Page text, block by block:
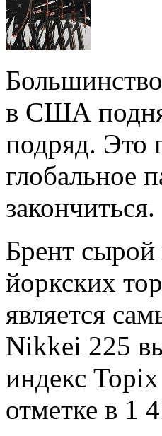
в США
подряд. Это
глобальное
закончиться.
Брент
йоркских
является
Nikkei 225
индекс
отметке в 1